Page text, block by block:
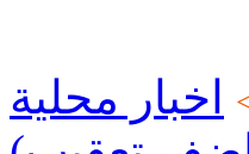
اخبار محلية